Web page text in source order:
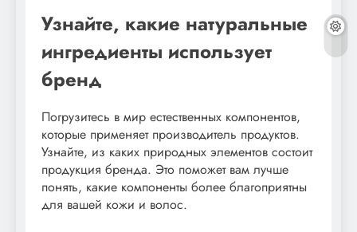
Узнайте, какие натуральные
ингредиенты использует
бренд
Погрузитесь в мир естественных компонентов,
которые применяет производитель продуктов.
Узнайте, из каких природных элементов состоит
продукция бренда. Это поможет вам лучше
понять, какие компоненты более благоприятны
для вашей кожи и волос.